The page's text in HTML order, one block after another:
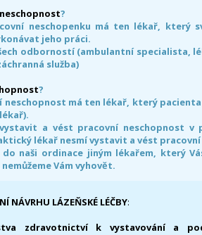
?
neschopenku má ten lékař, který
jeho práci.
odborností (ambulantní specialista,
služba)
?
neschopnost má ten lékař, který
a vést pracovní neschopnost v
lékař nesmí vystavit a vést
naši ordinace jiným lékařem, který
Vám vyhovět.
NÁVRHU LÁZEŇSKÉ LÉČBY:
zdravotnictví k vystavování a